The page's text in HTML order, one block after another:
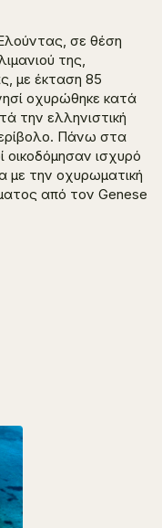
σε θέση
της,
με έκταση 85
οχυρώθηκε κατά
την ελληνιστική
Πάνω στα
οικοδόμησαν ισχυρό
με την οχυρωματική
από τον Genese